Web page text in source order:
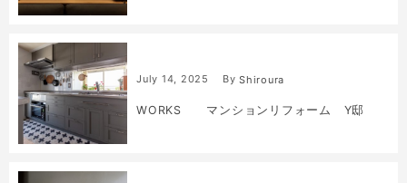
July 14, 2025 By Shiroura
WORKS マンションリフォーム Y邸